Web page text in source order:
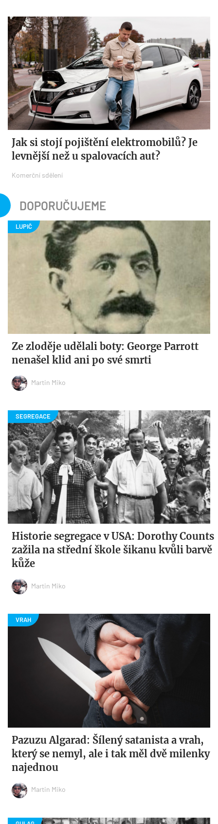
Jak si stojí pojištění elektromobilů? Je
levnější než u spalovacích aut?
Komerční sdělení
DOPORUČUJEME
Ze zloděje udělali boty: George Parrott
nenašel klid ani po své smrti
Martin Miko
Historie segregace v USA: Dorothy Counts
zažila na střední škole šikanu kvůli barvě
kůže
Martin Miko
Pazuzu Algarad: Šílený satanista a vrah,
který se nemyl, ale i tak měl dvě milenky
najednou
Martin Miko